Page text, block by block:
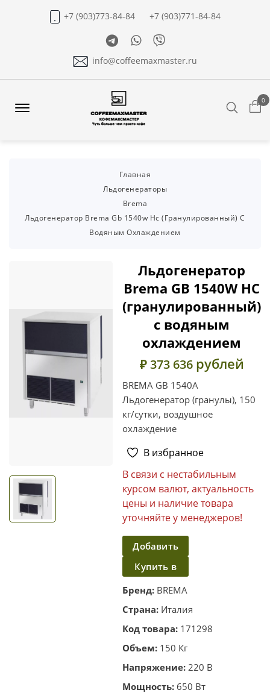
+7 (903)773-84-84
+7 (903)771-84-84
TelegramWhatsapp
Viber
info@coffeemaxmaster.ru
0
Главная
Льдогенераторы
Brema
Льдогенератор Brema Gb 1540w Hc (гранулированный) C
Водяным Охлаждением
Льдогенератор
Brema GB 1540W HC
(гранулированный)
c водяным
охлаждением
₽ 373 636 рублей
BREMA GB 1540A
Льдогенератор (гранулы), 150
кг/сутки, воздушное
охлаждение
В избранное
В связи с нестабильным
курсом валют, актуальность
цены и наличие товара
уточняйте у менеджеров!
Добавить
в корзину
Купить в
один
клик
Бренд: BREMA
Страна: Италия
Код товара: 171298
Объем: 150 Кг
Напряжение: 220 В
Мощность: 650 Вт